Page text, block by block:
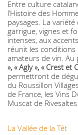
Entre culture
l’Histoire des
paysages. La
garrigue, vignes et
intenses, aux
réunit les conditions
amateurs de vin. Au
», « Agly », « Crest et
permettront de
du Roussillon
de France, les Vins
Muscat de
La Vallée de la Têt